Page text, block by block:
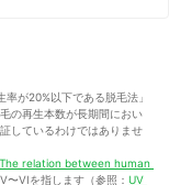
が20%以下である脱毛法」
の再生本数が長期間におい
しているわけではありませ
The relation between human
VIを指します（参照： UV